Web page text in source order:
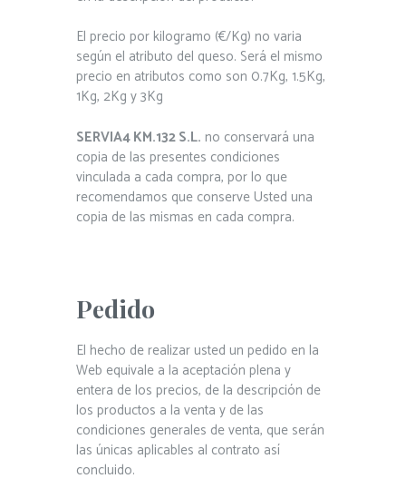
El precio por kilogramo (€/Kg) no varia
según el atributo del queso. Será el mismo
precio en atributos como son 0.7Kg, 1.5Kg,
1Kg, 2Kg y 3Kg
SERVIA4 KM.132 S.L. no conservará una
copia de las presentes condiciones
vinculada a cada compra, por lo que
recomendamos que conserve Usted una
copia de las mismas en cada compra.
Pedido
El hecho de realizar usted un pedido en la
Web equivale a la aceptación plena y
entera de los precios, de la descripción de
los productos a la venta y de las
condiciones generales de venta, que serán
las únicas aplicables al contrato así
concluido.